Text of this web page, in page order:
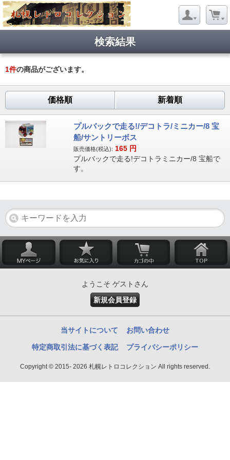
検索結果
1件の商品がございます。
価格順 新着順
プルバックで走る!/デコトラ/ミニカー/8 宝
船/サントリーボス
販売価格(税込): 165 円
プルバックで走る!デコトラミニカー/8 宝船で
す。
ようこそ ゲストさん
新規会員登録
当サイトについて お問い合わせ
特定商取引法に基づく表記 プライバシーポリシー
Copyright © 2015- 2026 札幌レトロコレクション All rights reserved.